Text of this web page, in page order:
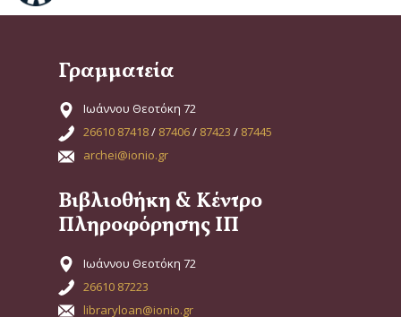
Γραμματεία
Ιωάννου Θεοτόκη 72
26610 87418/ 87406/ 87423 / 87445
archei@ionio.gr
Βιβλιοθήκη & Κέντρο
Πληροφόρησης ΙΠ
Ιωάννου Θεοτόκη 72
26610 87223
libraryloan@ionio.gr